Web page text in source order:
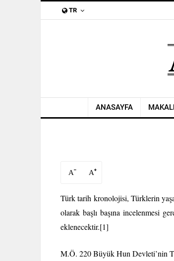
TR
ANASAYFA
A A
Türk tarih kronolojisi, Türklerin
olarak başlı başına incelenmesi
eklenecektir.[1]
M.Ö. 220 Büyük Hun Devleti’nin